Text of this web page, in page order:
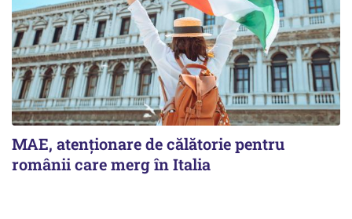
MAE, atenționare de călătorie pentru
românii care merg în Italia